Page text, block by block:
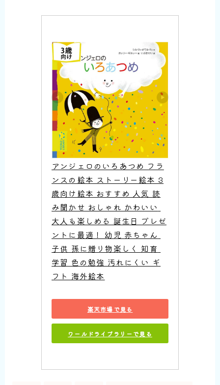
アンジェロのいろあつめ フラ
ンスの絵本 ストーリー絵本 3
歳向け絵本 おすすめ 人気 読
み聞かせ おしゃれ かわいい
大人も楽しめる 誕生日 プレゼ
ントに最適！ 幼児 赤ちゃん
子供 孫に贈り物楽しく 知育
学習 色の勉強 汚れにくい ギ
フト 海外絵本
楽天市場で見る
ワールドライブラリーで見る